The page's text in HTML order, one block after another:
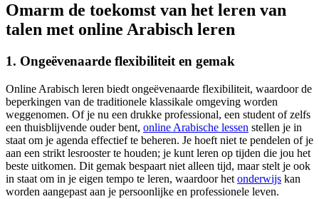
Omarm de toekomst van het leren van
talen met online Arabisch leren
1. Ongeëvenaarde flexibiliteit en gemak
Online Arabisch leren biedt ongeëvenaarde flexibiliteit, waardoor de
beperkingen van de traditionele klassikale omgeving worden
weggenomen. Of je nu een drukke professional, een student of zelfs
een thuisblijvende ouder bent, online Arabische lessen stellen je in
staat om je agenda effectief te beheren. Je hoeft niet te pendelen of je
aan een strikt lesrooster te houden; je kunt leren op tijden die jou het
beste uitkomen. Dit gemak bespaart niet alleen tijd, maar stelt je ook
in staat om in je eigen tempo te leren, waardoor het onderwijs kan
worden aangepast aan je persoonlijke en professionele leven.